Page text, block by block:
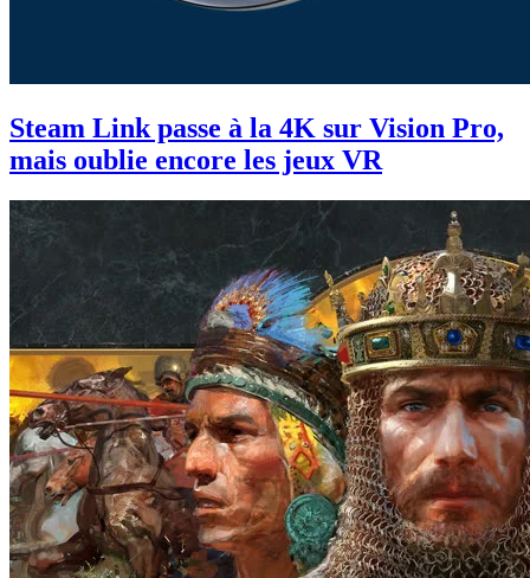
Steam Link passe à la 4K sur Vision Pro,
mais oublie encore les jeux VR